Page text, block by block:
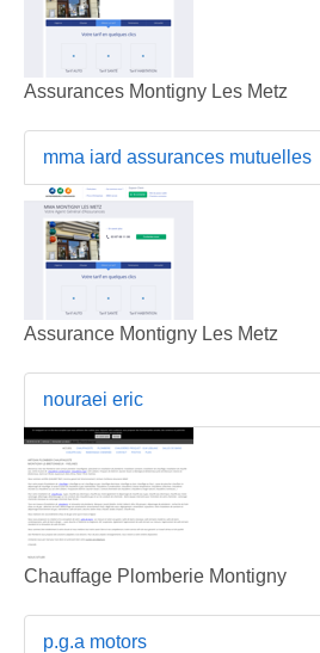
Assurances Montigny Les Metz
mma iard assurances mutuelles
Assurance Montigny Les Metz
nouraei eric
Chauffage Plomberie Montigny
p.g.a motors